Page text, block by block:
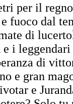
per il
e fuoco dal
di
e i
di
e gran
e